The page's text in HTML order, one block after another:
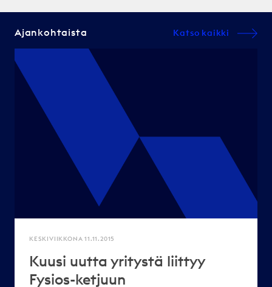
Ajankohtaista Katso kaikki
KESKIVIIKKONA 11.11.2015
Kuusi uutta yritystä liittyy
Fysios-ketjuun